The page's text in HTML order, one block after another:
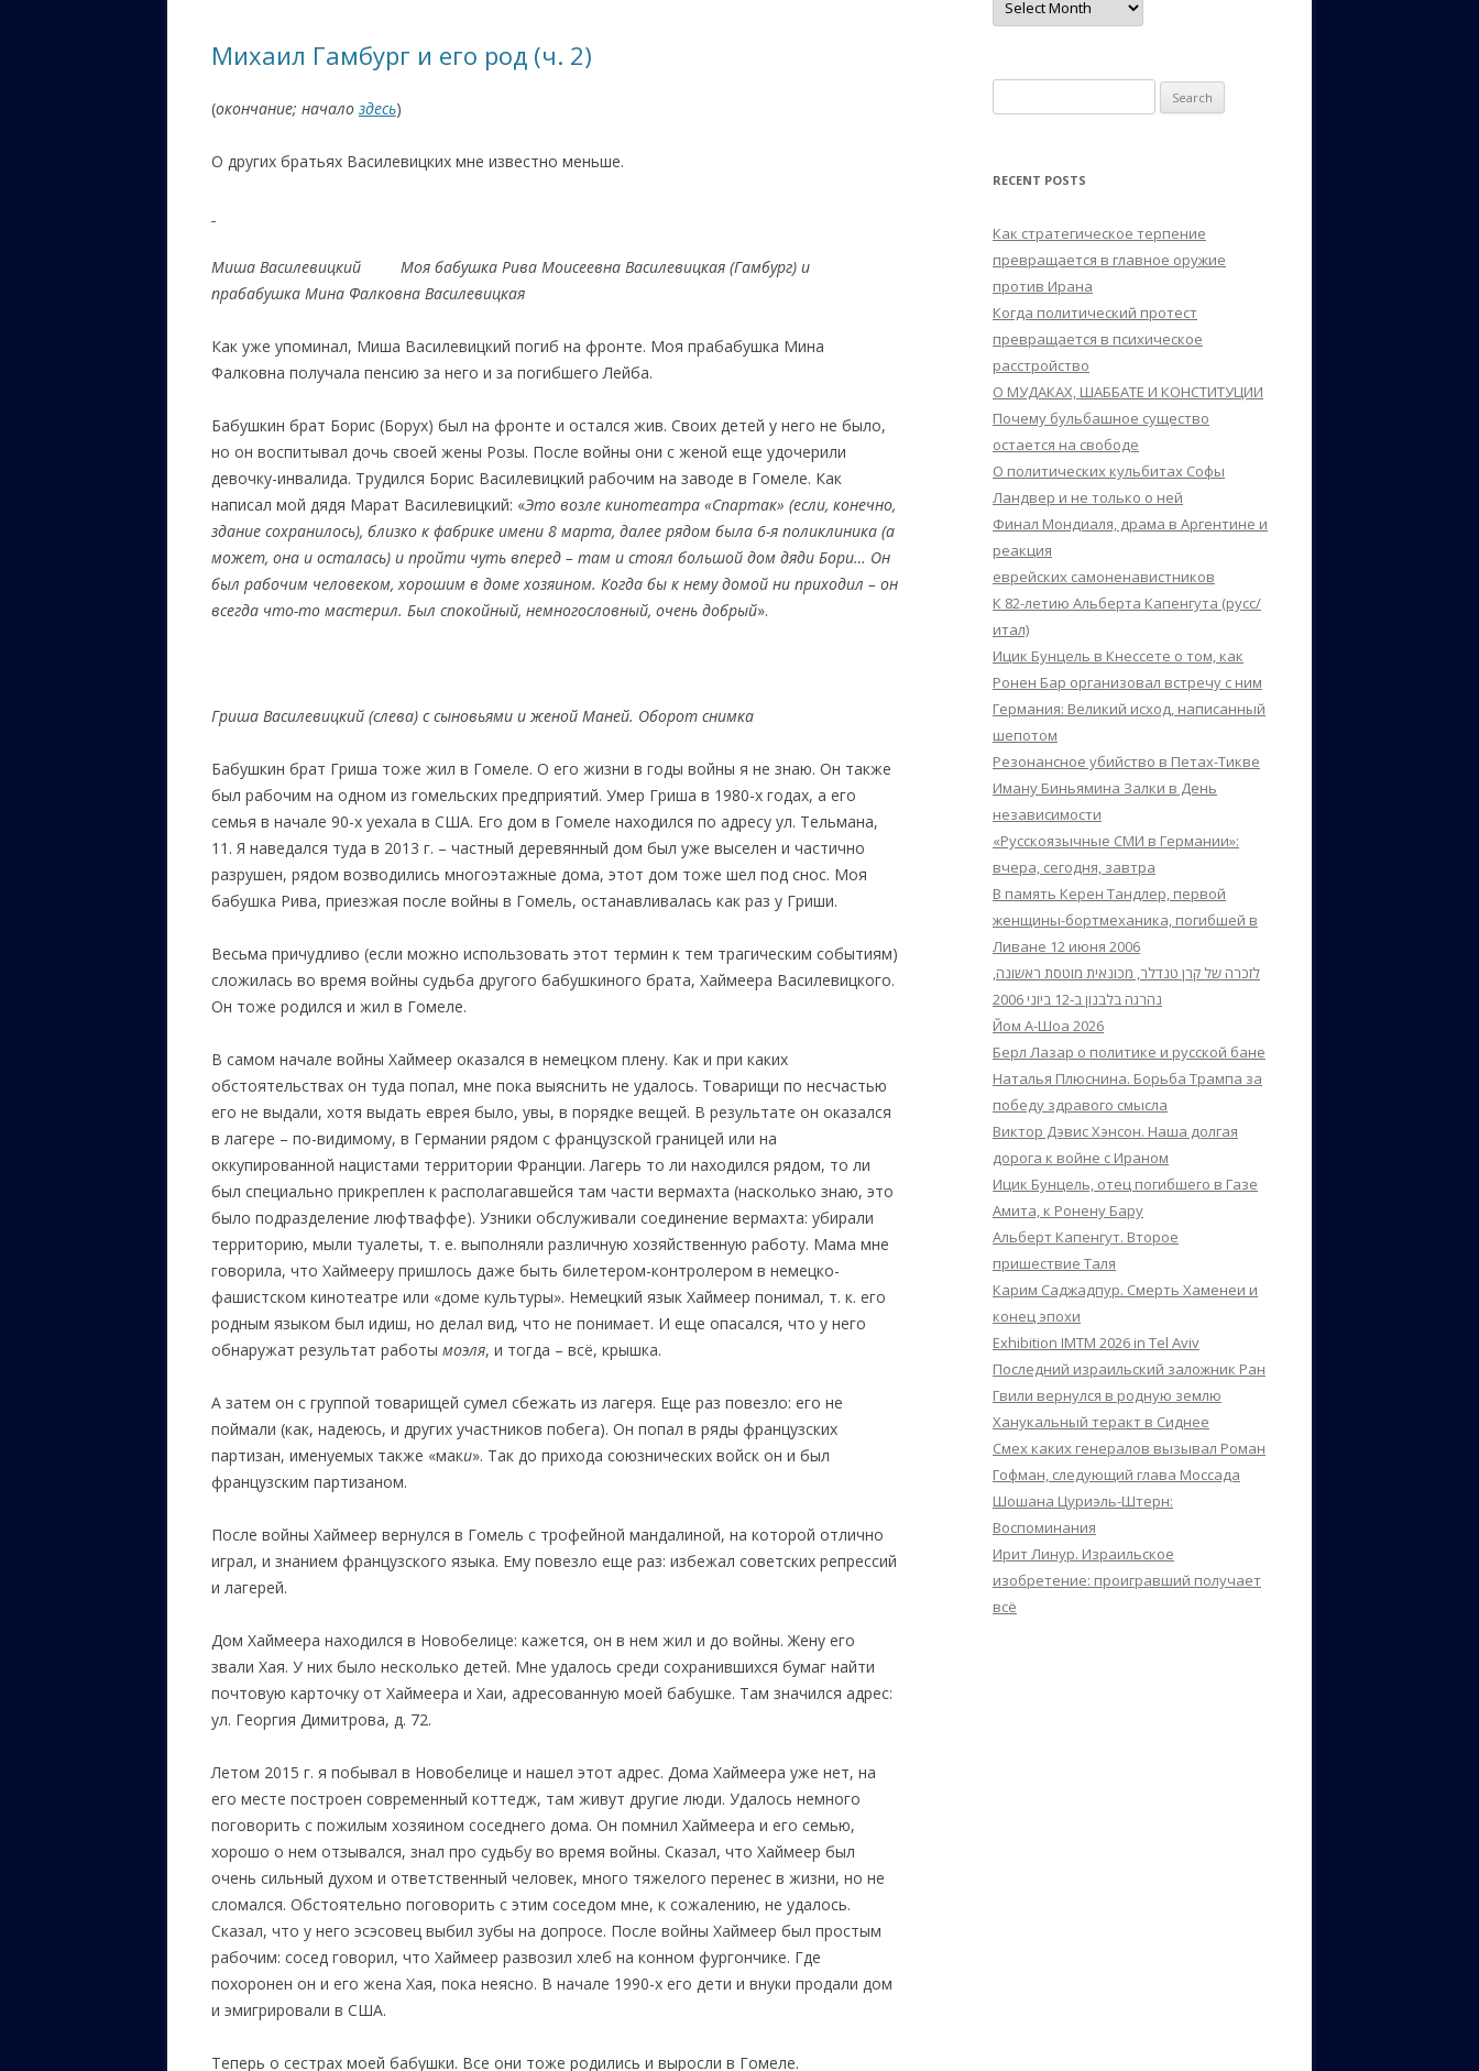
КАЛИНКОВИЧАХ СЕЙЧАС
ИНФОРМАЦИЯ К СТАРОМУ
Михаил Гамбург и его род (ч. 2)
(окончание; начало здесь)
О других братьях Василевицких мне известно меньше.
Миша Василевицкий Моя бабушка Рива Моисеевна Василевицкая (Гамбург) и
прабабушка Мина Фалковна Василевицкая
Как уже упоминал, Миша Василевицкий погиб на фронте. Моя прабабушка Мина
Фалковна получала пенсию за него и за погибшего Лейба.
Бабушкин брат Борис (Борух) был на фронте и остался жив. Своих детей у него не было,
но он воспитывал дочь своей жены Розы. После войны они с женой еще удочерили
девочку-инвалида. Трудился Борис Василевицкий рабочим на заводе в Гомеле. Как
написал мой дядя Марат Василевицкий: «Это возле кинотеатра «Спартак» (если, конечно,
здание сохранилось), близко к фабрике имени 8 марта, далее рядом была 6-я поликлиника (а
может, она и осталась) и пройти чуть вперед – там и стоял большой дом дяди Бори… Он
был рабочим человеком, хорошим в доме хозяином. Когда бы к нему домой ни приходил – он
всегда что-то мастерил. Был спокойный, немногословный, очень добрый».
Гриша Василевицкий (слева) с сыновьями и женой Маней. Оборот снимка
Бабушкин брат Гриша тоже жил в Гомеле. О его жизни в годы войны я не знаю. Он также
был рабочим на одном из гомельских предприятий. Умер Гриша в 1980-х годах, а его
семья в начале 90-х уехала в США. Его дом в Гомеле находился по адресу ул. Тельмана,
11. Я наведался туда в 2013 г. – частный деревянный дом был уже выселен и частично
разрушен, рядом возводились многоэтажные дома, этот дом тоже шел под снос. Моя
бабушка Рива, приезжая после войны в Гомель, останавливалась как раз у Гриши.
Весьма причудливо (если можно использовать этот термин к тем трагическим событиям)
сложилась во время войны судьба другого бабушкиного брата, Хаймеера Василевицкого.
Он тоже родился и жил в Гомеле.
В самом начале войны Хаймеер оказался в немецком плену. Как и при каких
обстоятельствах он туда попал, мне пока выяснить не удалось. Товарищи по несчастью
его не выдали, хотя выдать еврея было, увы, в порядке вещей. В результате он оказался
в лагере – по-видимому, в Германии рядом с французской границей или на
оккупированной нацистами территории Франции. Лагерь то ли находился рядом, то ли
был специально прикреплен к располагавшейся там части вермахта (насколько знаю, это
было подразделение люфтваффе). Узники обслуживали соединение вермахта: убирали
территорию, мыли туалеты, т. е. выполняли различную хозяйственную работу. Мама мне
говорила, что Хаймееру пришлось даже быть билетером-контролером в немецко-
фашистском кинотеатре или «доме культуры». Немецкий язык Хаймеер понимал, т. к. его
родным языком был идиш, но делал вид, что не понимает. И еще опасался, что у него
обнаружат результат работы моэля, и тогда – всё, крышка.
А затем он с группой товарищей сумел сбежать из лагеря. Еще раз повезло: его не
поймали (как, надеюсь, и других участников побега). Он попал в ряды французских
партизан, именуемых также «маки». Так до прихода союзнических войск он и был
французским партизаном.
После войны Хаймеер вернулся в Гомель с трофейной мандалиной, на которой отлично
играл, и знанием французского языка. Ему повезло еще раз: избежал советских репрессий
и лагерей.
Дом Хаймеера находился в Новобелице: кажется, он в нем жил и до войны. Жену его
звали Хая. У них было несколько детей. Мне удалось среди сохранившихся бумаг найти
почтовую карточку от Хаймеера и Хаи, адресованную моей бабушке. Там значился адрес:
ул. Георгия Димитрова, д. 72.
Летом 2015 г. я побывал в Новобелице и нашел этот адрес. Дома Хаймеера уже нет, на
его месте построен современный коттедж, там живут другие люди. Удалось немного
поговорить с пожилым хозяином соседнего дома. Он помнил Хаймеера и его семью,
хорошо о нем отзывался, знал про судьбу во время войны. Сказал, что Хаймеер был
очень сильный духом и ответственный человек, много тяжелого перенес в жизни, но не
сломался. Обстоятельно поговорить с этим соседом мне, к сожалению, не удалось.
Сказал, что у него эсэсовец выбил зубы на допросе. После войны Хаймеер был простым
рабочим: сосед говорил, что Хаймеер развозил хлеб на конном фургончике. Где
похоронен он и его жена Хая, пока неясно. В начале 1990-х его дети и внуки продали дом
и эмигрировали в США.
Теперь о сестрах моей бабушки. Все они тоже родились и выросли в Гомеле.
for:
RECENT POSTS
Как стратегическое терпение
превращается в главное оружие
против Ирана
Когда политический протест
превращается в психическое
расстройство
О МУДАКАХ, ШАББАТЕ И КОНСТИТУЦИИ
Почему бульбашное существо
остается на свободе
О политических кульбитах Софы
Ландвер и не только о ней
Финал Мондиаля, драма в Аргентине и
реакция
еврейских самоненавистников
К 82-летию Альберта Капенгута (русс/
итал)
Ицик Бунцель в Кнессете о том, как
Ронен Бар организовал встречу с ним
Германия: Великий исход, написанный
шепотом
Резонансное убийство в Петах-Тикве
Иману Биньямина Залки в День
независимости
«Русскоязычные СМИ в Германии»:
вчера, сегодня, завтра
В память Керен Тандлер, первой
женщины-бортмеханика, погибшей в
Ливане 12 июня 2006
לזכרה של קרן טנדלר, מכונאית מוטסת ראשונה,
נהרגה בלבנון ב-12 ביוני 2006
Йом А-Шоа 2026
Берл Лазар о политике и русской бане
Наталья Плюснина. Борьба Трампа за
победу здравого смысла
Виктор Дэвис Хэнсон. Наша долгая
дорога к войне с Ираном
Ицик Бунцель, отец погибшего в Газе
Амита, к Ронену Бару
Альберт Капенгут. Второе
пришествие Таля
Карим Саджадпур. Смерть Хаменеи и
конец эпохи
Exhibition IMTM 2026 in Tel Aviv
Последний израильский заложник Ран
Гвили вернулся в родную землю
Ханукальный теракт в Сиднее
Смех каких генералов вызывал Роман
Гофман, следующий глава Моссада
Шошана Цуриэль-Штерн:
Воспоминания
Ирит Линур. Израильское
изобретение: проигравший получает
всё